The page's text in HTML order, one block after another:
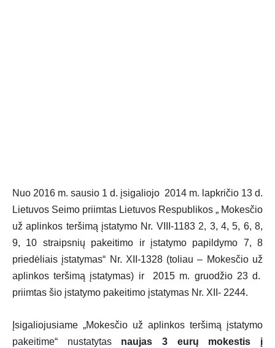
Nuo 2016 m. sausio 1 d. įsigaliojo 2014 m. lapkričio 13 d.
Lietuvos Seimo priimtas Lietuvos Respublikos „ Mokesčio
už aplinkos teršimą įstatymo Nr. VIII-1183 2, 3, 4, 5, 6, 8,
9, 10 straipsnių pakeitimo ir įstatymo papildymo 7, 8
priedėliais įstatymas“ Nr. XII-1328 (toliau – Mokesčio už
aplinkos teršimą įstatymas) ir 2015 m. gruodžio 23 d.
priimtas šio įstatymo pakeitimo įstatymas Nr. XII- 2244.
Įsigaliojusiame „Mokesčio už aplinkos teršimą įstatymo
pakeitime“ nustatytas naujas 3 eurų mokestis į